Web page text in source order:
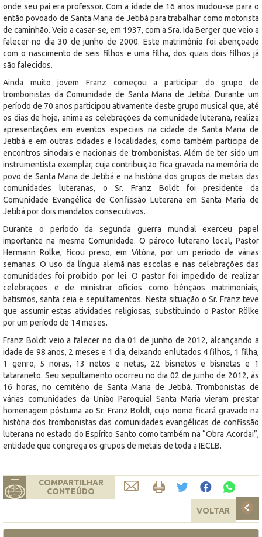
onde seu pai era professor. Com a idade de 16 anos mudou-se para o
então povoado de Santa Maria de Jetibá para trabalhar como motorista
de caminhão. Veio a casar-se, em 1937, com a Sra. Ida Berger que veio a
falecer no dia 30 de junho de 2000. Este matrimônio foi abençoado
com o nascimento de seis filhos e uma filha, dos quais dois filhos já
são falecidos.
Ainda muito jovem Franz começou a participar do grupo de
trombonistas da Comunidade de Santa Maria de Jetibá. Durante um
período de 70 anos participou ativamente deste grupo musical que, até
os dias de hoje, anima as celebrações da comunidade luterana, realiza
apresentações em eventos especiais na cidade de Santa Maria de
Jetibá e em outras cidades e localidades, como também participa de
encontros sinodais e nacionais de trombonistas. Além de ter sido um
instrumentista exemplar, cuja contribuição fica gravada na memória do
povo de Santa Maria de Jetibá e na história dos grupos de metais das
comunidades luteranas, o Sr. Franz Boldt foi presidente da
Comunidade Evangélica de Confissão Luterana em Santa Maria de
Jetibá por dois mandatos consecutivos.
Durante o período da segunda guerra mundial exerceu papel
importante na mesma Comunidade. O pároco luterano local, Pastor
Hermann Rölke, ficou preso, em Vitória, por um período de várias
semanas. O uso da língua alemã nas escolas e nas celebrações das
comunidades foi proibido por lei. O pastor foi impedido de realizar
celebrações e de ministrar ofícios como bênçãos matrimoniais,
batismos, santa ceia e sepultamentos. Nesta situação o Sr. Franz teve
que assumir estas atividades religiosas, substituindo o Pastor Rölke
por um período de 14 meses.
Franz Boldt veio a falecer no dia 01 de junho de 2012, alcançando a
idade de 98 anos, 2 meses e 1 dia, deixando enlutados 4 filhos, 1 filha,
1 genro, 5 noras, 13 netos e netas, 22 bisnetos e bisnetas e 1
tataraneto. Seu sepultamento ocorreu no dia 02 de junho de 2012, às
16 horas, no cemitério de Santa Maria de Jetibá. Trombonistas de
várias comunidades da União Paroquial Santa Maria vieram prestar
homenagem póstuma ao Sr. Franz Boldt, cujo nome ficará gravado na
história dos trombonistas das comunidades evangélicas de confissão
luterana no estado do Espírito Santo como também na “Obra Acordai”,
entidade que congrega os grupos de metais de toda a IECLB.
COMPARTILHAR
CONTEÚDO
VOLTAR